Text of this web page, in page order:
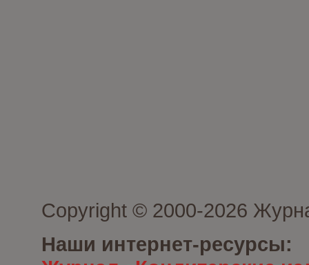
Copyright © 2000-2026
Наши интернет-ресурсы: